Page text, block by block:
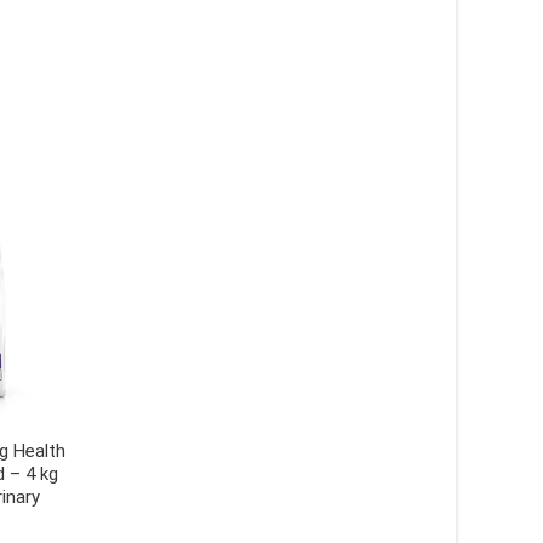
Health
– 4 kg